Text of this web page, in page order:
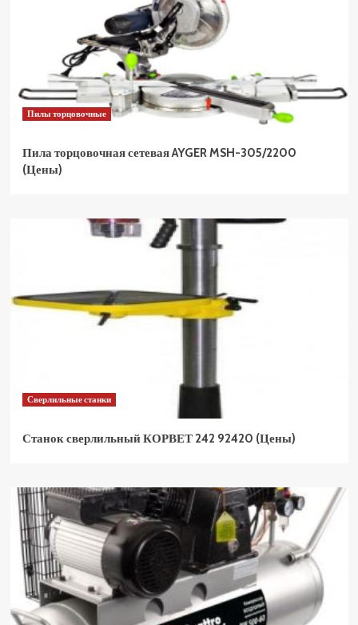
Пилы торцовочные
Пила торцовочная сетевая AYGER MSH-305/2200
(Цены)
Сверлильные станки
Станок сверлильный КОРВЕТ 242 92420 (Цены)